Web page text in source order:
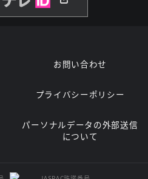
お問い合わせ
プライバシーポリシー
パーソナルデータの外部送信
について